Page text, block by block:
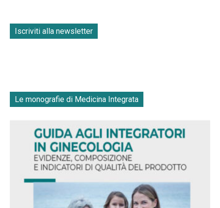
Iscriviti alla newsletter
Le monografie di Medicina Integrata